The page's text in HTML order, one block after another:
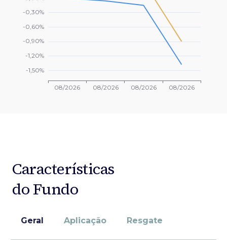
Características
do Fundo
Geral Aplicação Resgate